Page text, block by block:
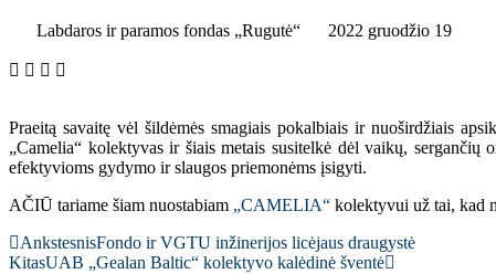
Labdaros ir paramos fondas „Rugutė“ 2022 gruodžio 19
Praeitą savaitę vėl šildėmės smagiais pokalbiais ir nuoširdžiais
„Camelia“ kolektyvas ir šiais metais susitelkė dėl vaikų,
efektyvioms gydymo ir slaugos priemonėms įsigyti.
AČIŪ tariame šiam nuostabiam „CAMELIA“ kolektyvui už tai, kad
AnkstesnisFondo ir VGTU inžinerijos licėjaus draugystė
KitasUAB „Gealan Baltic“ kolektyvo kalėdinė šventė